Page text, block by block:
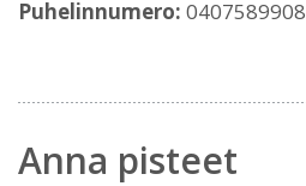
Puhelinnumero: 0407589908
Anna pisteet